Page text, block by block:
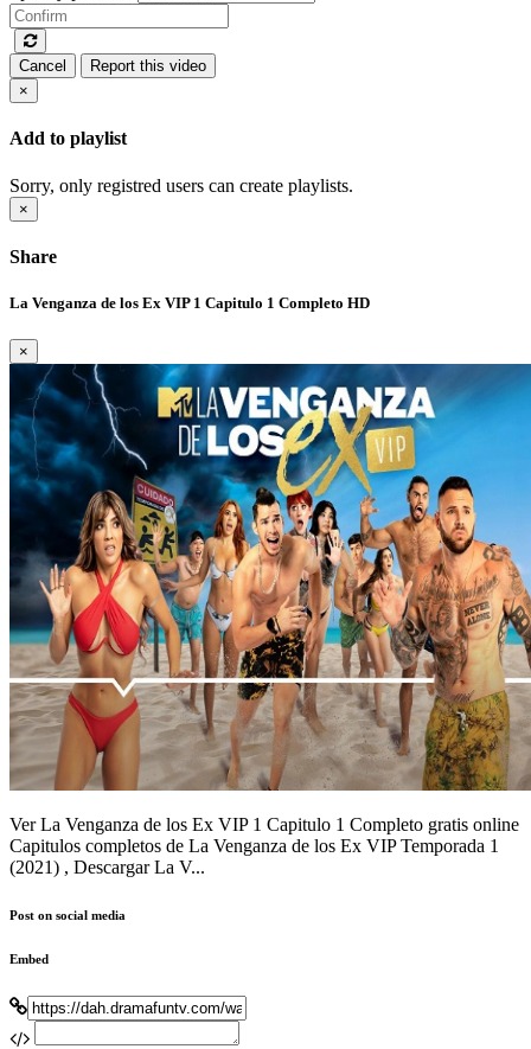
Cancel
Report this video
×
Add to playlist
Sorry, only registred users can create playlists.
×
Share
La Venganza de los Ex VIP 1 Capitulo 1 Completo HD
×
Ver La Venganza de los Ex VIP 1 Capitulo 1 Completo gratis online
Capitulos completos de La Venganza de los Ex VIP Temporada 1
(2021) , Descargar La V...
Post on social media
Embed